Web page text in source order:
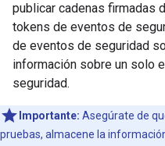
publicar cadenas firmadas
tokens de eventos de
de eventos de seguridad
información sobre un solo
seguridad.
Importante: Asegúrate de
pruebas, almacene la